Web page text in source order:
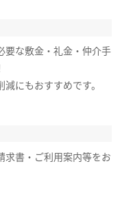
要な敷金・礼金・仲介手
にもおすすめです。
求書・ご利用案内等をお